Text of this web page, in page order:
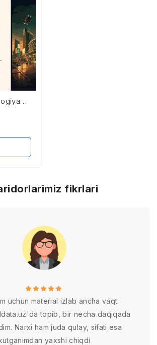
fikrlari
uchun material izlab ancha vaqt
topib, bir necha daqiqada
Narxi ham juda qulay, sifati esa
yaxshi chiqdi